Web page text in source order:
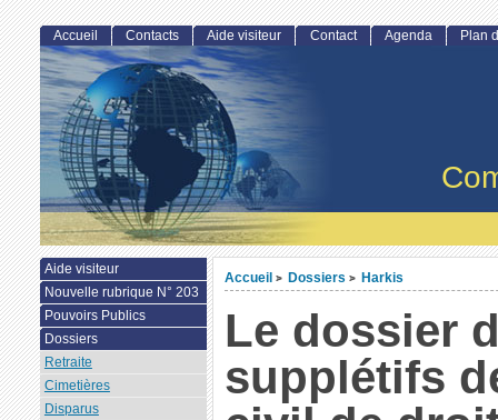
Accueil > Dossiers > Harkis
Le dossier
supplétifs
Accueil Contacts Aide visiteur Contact Agenda Plan
Aide visiteur
Nouvelle rubrique N° 203
Pouvoirs Publics
Dossiers
Retraite
Cimetières
Disparus